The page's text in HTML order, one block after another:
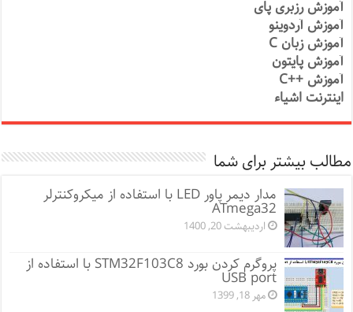
آموزش رزبری پای
آموزش آردوینو
آموزش زبان C
آموزش پایتون
آموزش ++C
اینترنت اشیاء
مطالب بیشتر برای شما
مدار دیمر پاور LED با استفاده از میکروکنترلر
ATmega32
اردیبهشت 20, 1400
پروگرم کردن بورد STM32F103C8 با استفاده از
USB port
مهر 18, 1399